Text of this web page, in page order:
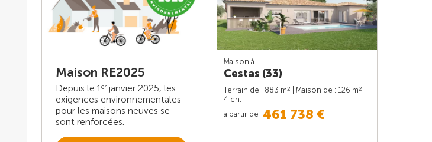
Maison RE2025
Depuis le 1 er janvier 2025, les
exigences environnementales
pour les maisons neuves se
sont renforcées.
Maison à
Cestas (33)
Terrain de : 883 m2 | Maison de : 126 m2
4 ch.
à partir de 461 738 €